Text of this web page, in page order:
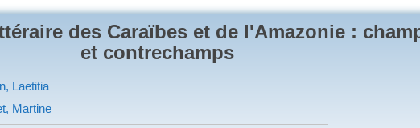
des Caraïbes et de l'Amazonie :
et contrechamps
Laetitia
Martine